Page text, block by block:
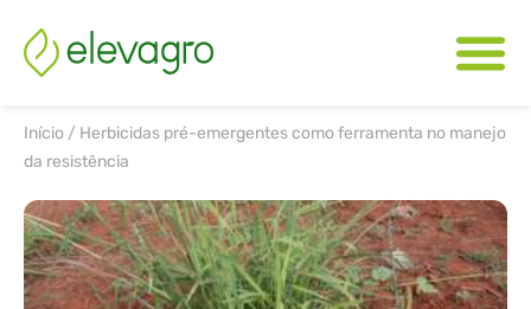
Início / Herbicidas pré-emergentes como ferramenta no manejo
da resistência